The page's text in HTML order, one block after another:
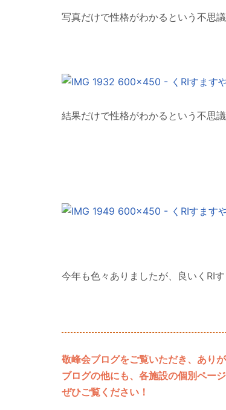
写真だけで性格がわかるという不思
結果だけで性格がわかるという不思
今年も色々ありましたが、良いくRI
敬峰会ブログをご覧いただき、ありが
ブログの他にも、各施設の個別ペー
ぜひご覧ください！